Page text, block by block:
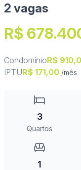
2 vagas
R$
CondomínioR$
IPTUR$ 171,00 /mês
3
Quartos
1